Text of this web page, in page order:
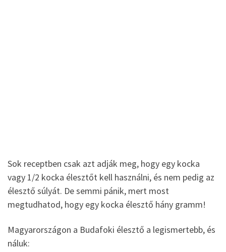
Sok receptben csak azt adják meg, hogy egy kocka
vagy 1/2 kocka élesztőt kell használni, és nem pedig az
élesztő súlyát. De semmi pánik, mert most
megtudhatod, hogy egy kocka élesztő hány gramm!
Magyarországon a Budafoki élesztő a legismertebb, és
náluk: